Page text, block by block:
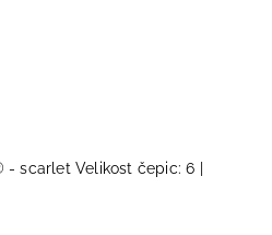
- scarlet Velikost čepic: 6 |